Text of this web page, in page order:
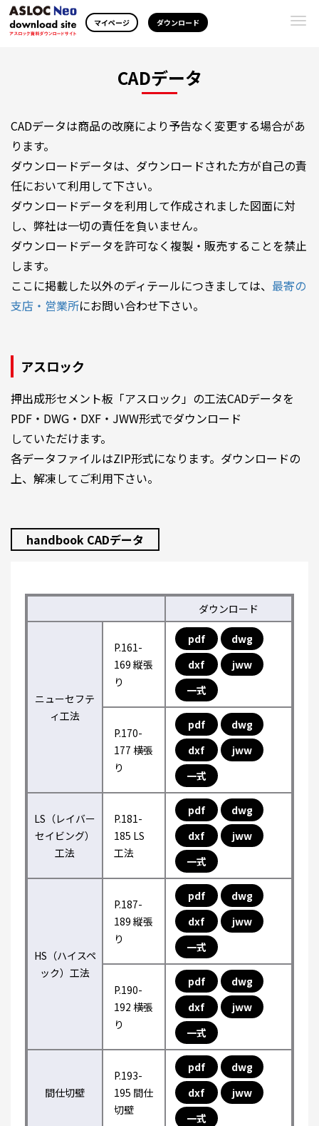
マイページ ダウンロード
CADデータ
CADデータは商品の改廃により予告なく変更する場合があ
ります。
ダウンロードデータは、ダウンロードされた方が自己の責
任において利用して下さい。
ダウンロードデータを利用して作成されました図面に対
し、弊社は一切の責任を負いません。
ダウンロードデータを許可なく複製・販売することを禁止
します。
ここに掲載した以外のディテールにつきましては、 最寄の
支店・営業所にお問い合わせ下さい。
アスロック
押出成形セメント板「アスロック」の工法CADデータを
PDF・DWG・DXF・JWW形式でダウンロード
していただけます。
各データファイルはZIP形式になります。ダウンロードの
上、解凍してご利用下さい。
handbook CADデータ
ダウンロード
ニューセフテ
ィ工法
P.161-
169 縦張
り
pdf
dwg
dxf
jww
一式
P.170-
177 横張
り
pdf
dwg
dxf
jww
一式
LS（レイバー
セイビング）
工法
P.181-
185 LS
工法
pdf
dwg
dxf
jww
一式
HS（ハイスペ
ック）工法
P.187-
189 縦張
り
pdf
dwg
dxf
jww
一式
P.190-
192 横張
り
pdf
dwg
dxf
jww
一式
間仕切壁
P.193-
195 間仕
切壁
pdf
dwg
dxf
jww
一式